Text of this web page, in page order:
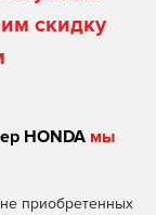
скидку
HONDA мы
приобретенных